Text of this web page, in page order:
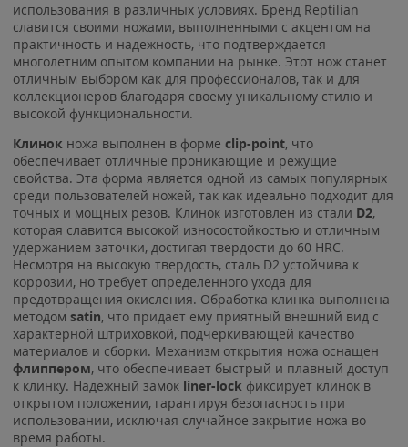
использования в различных условиях. Бренд Reptilian
славится своими ножами, выполненными с акцентом на
практичность и надежность, что подтверждается
многолетним опытом компании на рынке. Этот нож станет
отличным выбором как для профессионалов, так и для
коллекционеров благодаря своему уникальному стилю и
высокой функциональности.
Клинок ножа выполнен в форме clip-point, что
обеспечивает отличные проникающие и режущие
свойства. Эта форма является одной из самых популярных
среди пользователей ножей, так как идеально подходит для
точных и мощных резов. Клинок изготовлен из стали D2,
которая славится высокой износостойкостью и отличным
удержанием заточки, достигая твердости до 60 HRC.
Несмотря на высокую твердость, сталь D2 устойчива к
коррозии, но требует определенного ухода для
предотвращения окисления. Обработка клинка выполнена
методом satin, что придает ему приятный внешний вид с
характерной штриховкой, подчеркивающей качество
материалов и сборки. Механизм открытия ножа оснащен
флиппером, что обеспечивает быстрый и плавный доступ
к клинку. Надежный замок liner-lock фиксирует клинок в
открытом положении, гарантируя безопасность при
использовании, исключая случайное закрытие ножа во
время работы.